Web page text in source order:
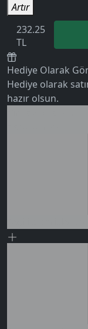
Artır
232.25
TL
Hediye Olarak
Hediye olarak
hazır olsun.